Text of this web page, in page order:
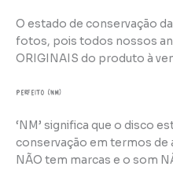
O estado de conservação
fotos, pois todos nossos
ORIGINAIS do produto à
perfeito (NM)
‘NM’ significa que o disco
conservação em termos de
NÃO tem marcas e o som